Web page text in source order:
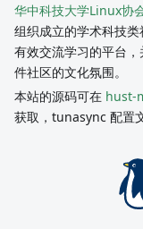
华中科技大学Linux协
组织成立的学术科技
有效交流学习的平台
件社区的文化氛围。
本站的源码可在 hust-
获取，tunasync 配置